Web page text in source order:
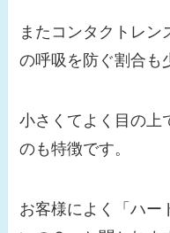
またコンタクトレン
の呼吸を防ぐ割合も
小さくてよく目の上
のも特徴です。
お客様によく「ハー